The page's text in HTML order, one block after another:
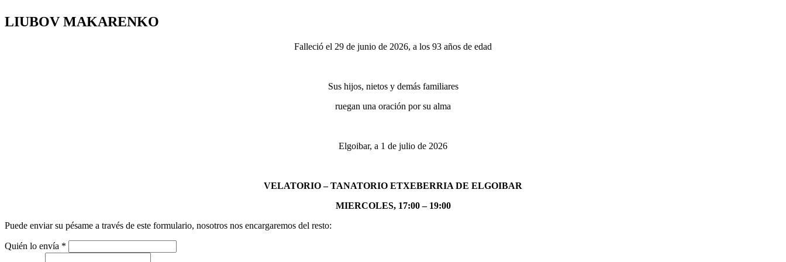
LIUBOV MAKARENKO
Falleció el 29 de junio de 2026, a los 93 años de edad
Sus hijos, nietos y demás familiares
ruegan una oración por su alma
Elgoibar, a 1 de julio de 2026
VELATORIO – TANATORIO ETXEBERRIA DE ELGOIBAR
MIERCOLES, 17:00 – 19:00
Puede enviar su pésame a través de este formulario, nosotros nos encargaremos del resto:
Quién lo envía *